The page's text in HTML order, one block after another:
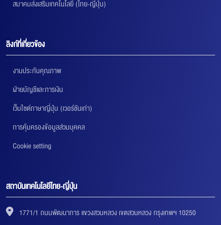
สมาคมส่งเสริมเทคโนโลยี (ไทย-ญี่ปุ่น)
ลิงก์ที่เกี่ยวข้อง
งานประกันคุณภาพ
ฝ่ายบัญชีและการเงิน
เว็บไซต์ภาษาญี่ปุ่น (เวอร์ชันเก่า)
การคุ้มครองข้อมูลส่วนบุคคล
Cookie setting
สถาบันเทคโนโลยีไทย-ญี่ปุ่น
1771/1 ถนนพัฒนาการ แขวงสวนหลวง เขตสวนหลวง กรุงเทพฯ 10250